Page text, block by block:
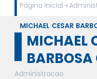
Página Inicial
MICHAEL CESAR
MICHAEL
BARBOSA
Administracao